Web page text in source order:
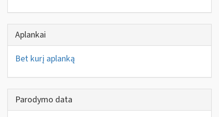
Aplankai
Bet kurį aplanką
Parodymo data